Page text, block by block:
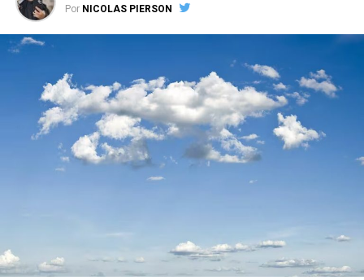
El parte del servicio meteorológico prevé que para
después del mediodía el cielo estará parcialmente
nublado y los vientos del sector oeste tendrán
velocidades estimadas entre 23 y 31 km/h. La
temperatura pronosticada sería de36 grados.
A la noche, el clima rondará los 31 grados, mientras que
los vientos serán del oeste a una velocidad de 23 y 31
kilómetros por hora. No se esperan lluvias para esta
Por NICOLAS PIERSON